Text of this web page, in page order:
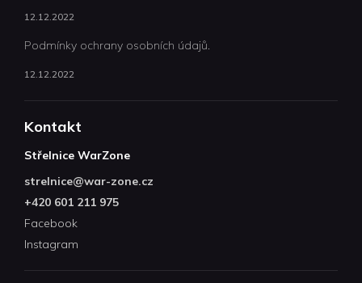
12.12.2022
Podmínky ochrany osobních údajů.
12.12.2022
Kontakt
Střelnice WarZone
strelnice@war-zone.cz
+420 601 211 975
Facebook
Instagram